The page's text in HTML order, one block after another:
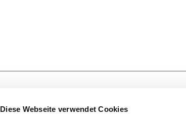
Diese Webseite verwendet Cookies